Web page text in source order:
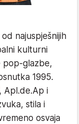
najuspješnijih
kulturni
pop-glazbe,
1995.
, Apl.de.Ap i
stila i
osvaja